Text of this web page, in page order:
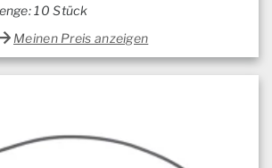
10 Stück
Meinen Preis anzeigen